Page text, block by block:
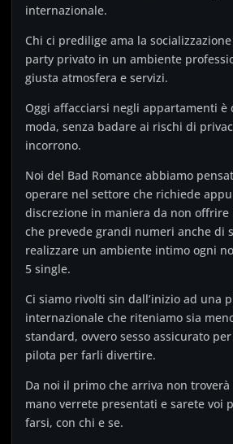
internazionale.
Chi ci predilige ama la
party privato in un ambiente
giusta atmosfera e servizi.
Oggi affacciarsi negli appartamenti è
moda, senza badare ai rischi di
incorrono.
Noi del Bad Romance abbiamo
operare nel settore che richiede
discrezione in maniera da non offrire
che prevede grandi numeri anche di
realizzare un ambiente intimo ogni
5 single.
Ci siamo rivolti sin dall’inizio ad una
internazionale che riteniamo sia
standard, ovvero sesso assicurato
pilota per farli divertire.
Da noi il primo che arriva non
mano verrete presentati e sarete voi
farsi, con chi e se.